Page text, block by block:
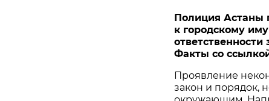
Полиция Астаны
к городскому
Факты со
Проявление
закон и порядок,